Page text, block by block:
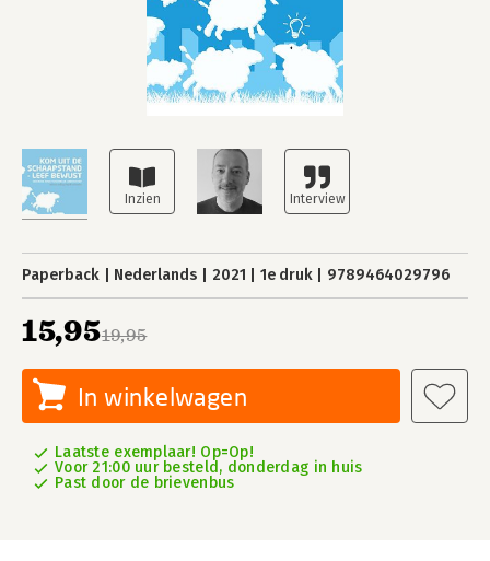
Paperback Nederlands 2021 1e druk 9789464029796
19,95
15,95
In winkelwagen
Laatste exemplaar! Op=Op!
Voor 21:00 uur besteld, donderdag in huis
Past door de brievenbus